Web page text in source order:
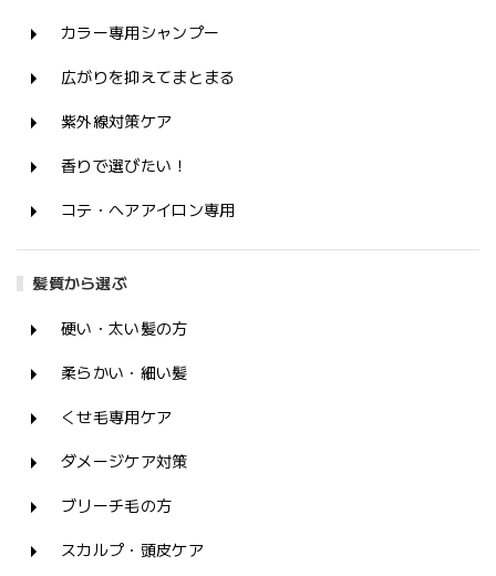
カラー専用シャンプー
広がりを抑えてまとまる
紫外線対策ケア
香りで選びたい！
コテ・ヘアアイロン専用
髪質から選ぶ
硬い・太い髪の方
柔らかい・細い髪
くせ毛専用ケア
ダメージケア対策
ブリーチ毛の方
スカルプ・頭皮ケア